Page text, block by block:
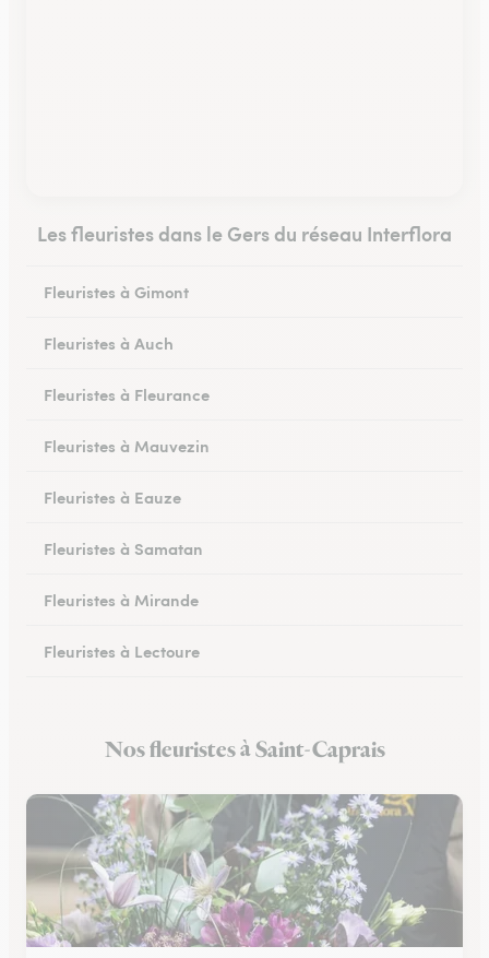
Les fleuristes dans le Gers du réseau Interflora
Fleuristes à Gimont
Fleuristes à Auch
Fleuristes à Fleurance
Fleuristes à Mauvezin
Fleuristes à Eauze
Fleuristes à Samatan
Fleuristes à Mirande
Fleuristes à Lectoure
Fleuristes à Saint-Clar
Nos fleuristes à Saint-Caprais